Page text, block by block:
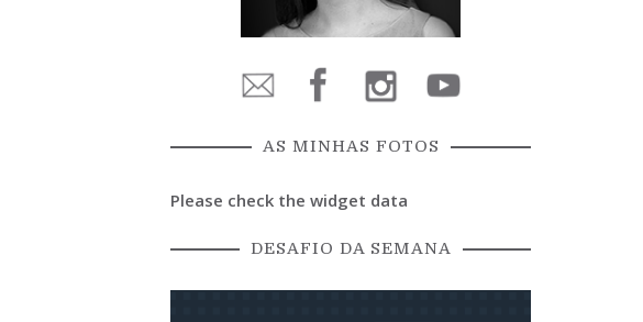
AS MINHAS FOTOS
Please check the widget data
DESAFIO DA SEMANA